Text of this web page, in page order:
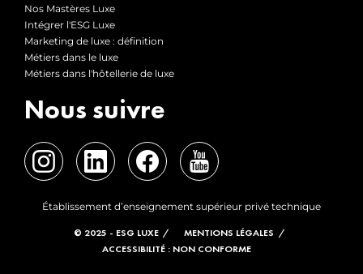
Nos Mastères Luxe
Intégrer l'ESG Luxe
Marketing de luxe : définition
Métiers dans le luxe
Métiers dans l'hôtellerie de luxe
Nous suivre
Établissement d’enseignement supérieur privé technique
© 2025 - ESG LUXE
MENTIONS LÉGALES
ACCESSIBILITÉ : NON CONFORME